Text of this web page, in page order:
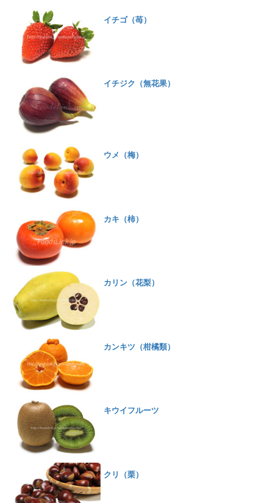
イチゴ（苺）
イチジク（無花果）
ウメ（梅）
カキ（柿）
カリン（花梨）
カンキツ（柑橘類）
キウイフルーツ
クリ（栗）